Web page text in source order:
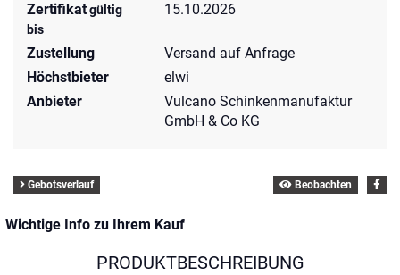
Zertifikatgültig
bis
15.10.2026
Zustellung
Versand auf Anfrage
Höchstbieter
elwi
Anbieter
Vulcano Schinkenmanufaktur
GmbH & Co KG
Gebotsverlauf Beobachten
Wichtige Info zu Ihrem Kauf
PRODUKTBESCHREIBUNG